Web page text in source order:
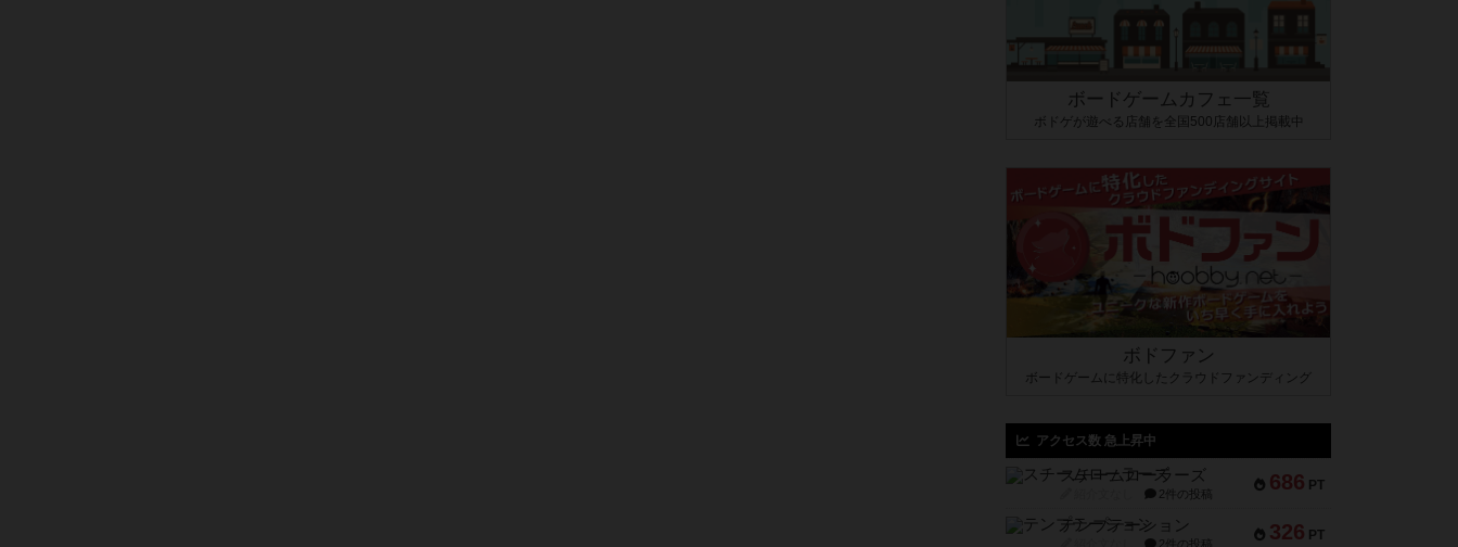
ボードゲームカフェ一覧
ボドゲが遊べる店舗を全国500店舗以上掲載中
ボドファン
ボードゲームに特化したクラウドファンディング
アクセス数 急上昇中
686 PT
スチームローラーズ
2件の投稿
326 PT
テンプテーション
2件の投稿